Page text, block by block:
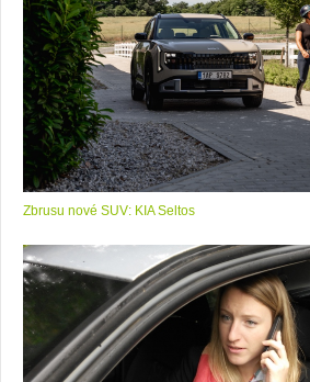
Zbrusu nové SUV: KIA Seltos